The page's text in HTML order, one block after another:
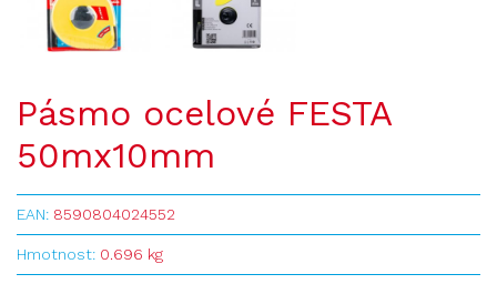
Pásmo ocelové FESTA
50mx10mm
EAN: 8590804024552
Hmotnost: 0.696 kg